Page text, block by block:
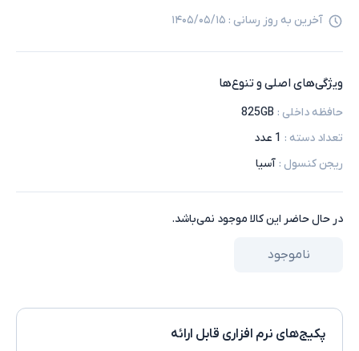
آخرین به روز رسانی : ۱۴۰۵/۰۵/۱۵
ویژگی‌های اصلی و تنوع‌ها
حافظه داخلی :
825GB
تعداد دسته : 1 عدد
ریجن کنسول : آسیا
در حال حاضر این کالا موجود نمی‌باشد.
ناموجود
پکیج‌های نرم افزاری قابل ارائه